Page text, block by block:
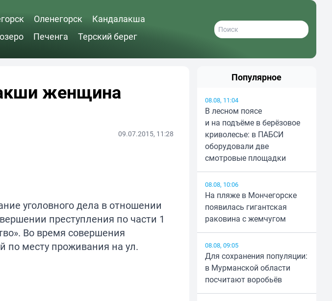
Оленегорск
Кандалакша
Печенга Терский берег
женщина
09.07.2015, 11:28
уголовного дела в отношении
преступления по части 1
Во время совершения
по месту проживания на ул.
Популярное
08.08, 11:04
В лесном поясе
и на подъёме в берёзовое
криволесье: в ПАБСИ
оборудовали две
смотровые площадки
08.08, 10:06
На пляже в Мончегорске
появилась гигантская
раковина с жемчугом
08.08, 09:05
Для сохранения популяции:
в Мурманской области
посчитают воробьёв